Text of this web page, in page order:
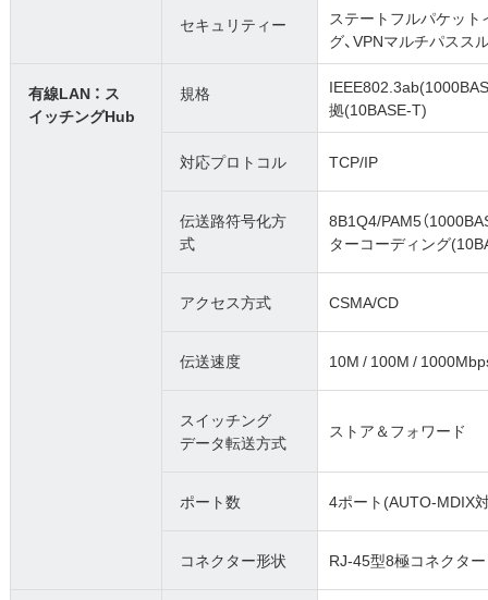
セキュリティー
ステートフルパケット
グ、VPNマルチパスス
有線LAN ： ス
イッチングHub
規格
拠(10BASE-T)
対応プロトコル TCP/IP
伝送路符号化方
式
8B1Q4/PAM5（
ターコーディング
アクセス方式 CSMA/CD
伝送速度 10M / 100M /
スイッチング
データ転送方式
ストア＆フォワード
ポート数 4ポート(AUTO-MDIX
コネクター形状 RJ-45型8極コネクター